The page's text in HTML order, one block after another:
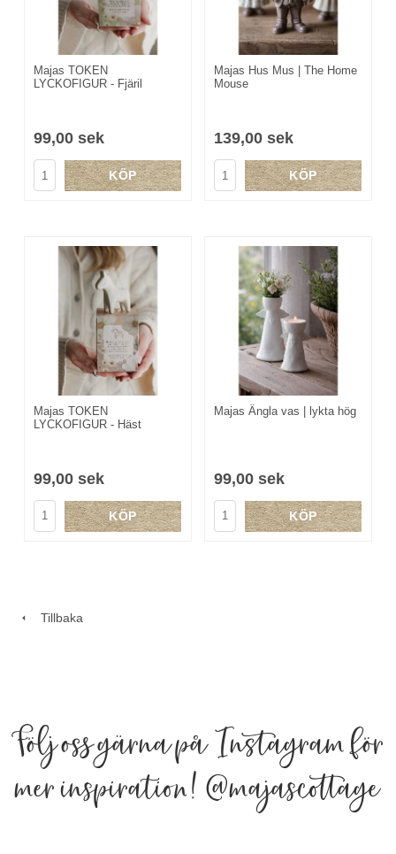
Majas TOKEN
LYCKOFIGUR - Fjäril
99,00 sek
KÖP
Majas Hus Mus | The Home
Mouse
139,00 sek
KÖP
Majas TOKEN
LYCKOFIGUR - Häst
99,00 sek
KÖP
Majas Ängla vas | lykta hög
99,00 sek
KÖP
Tillbaka
Följ oss gärna på Instagram för
mer inspiration!@majascottage